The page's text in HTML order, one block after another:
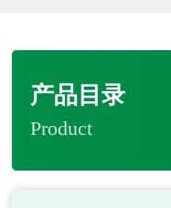
产品目录
Product